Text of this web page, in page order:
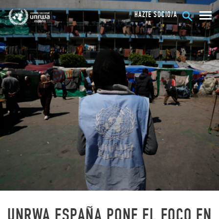
HAZTE SOCIO/A
UNRWA. LA AGENCIA DE